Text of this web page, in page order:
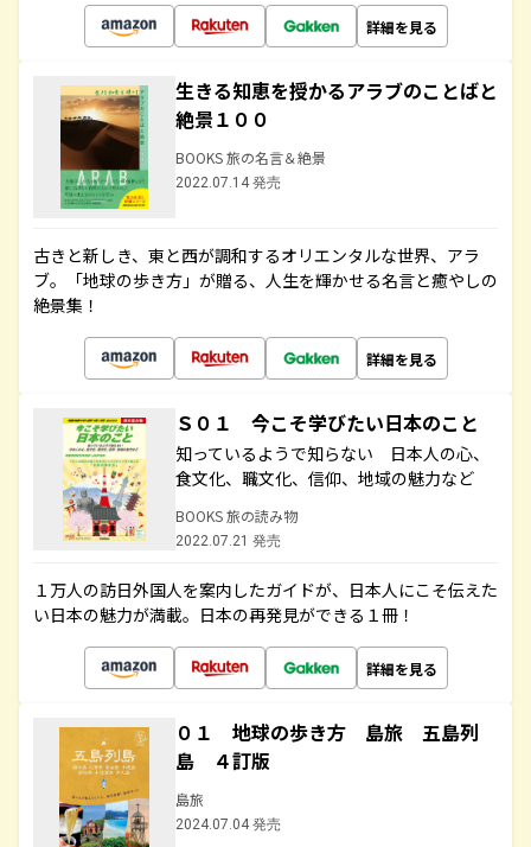
詳細を見る
生きる知恵を授かるアラブのことばと
絶景１００
BOOKS 旅の名言＆絶景
2022.07.14 発売
古きと新しき、東と西が調和するオリエンタルな世界、アラ
ブ。「地球の歩き方」が贈る、人生を輝かせる名言と癒やしの
絶景集！
詳細を見る
Ｓ０１ 今こそ学びたい日本のこと
知っているようで知らない 日本人の心、
食文化、職文化、信仰、地域の魅力など
BOOKS 旅の読み物
2022.07.21 発売
１万人の訪日外国人を案内したガイドが、日本人にこそ伝えた
い日本の魅力が満載。日本の再発見ができる１冊！
詳細を見る
０１ 地球の歩き方 島旅 五島列
島 ４訂版
島旅
2024.07.04 発売